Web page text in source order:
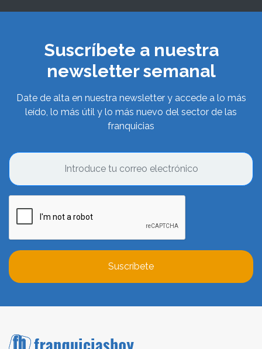
Suscríbete a nuestra
newsletter semanal
Date de alta en nuestra newsletter y accede a lo más
leído, lo más útil y lo más nuevo del sector de las
franquicias
Suscríbete